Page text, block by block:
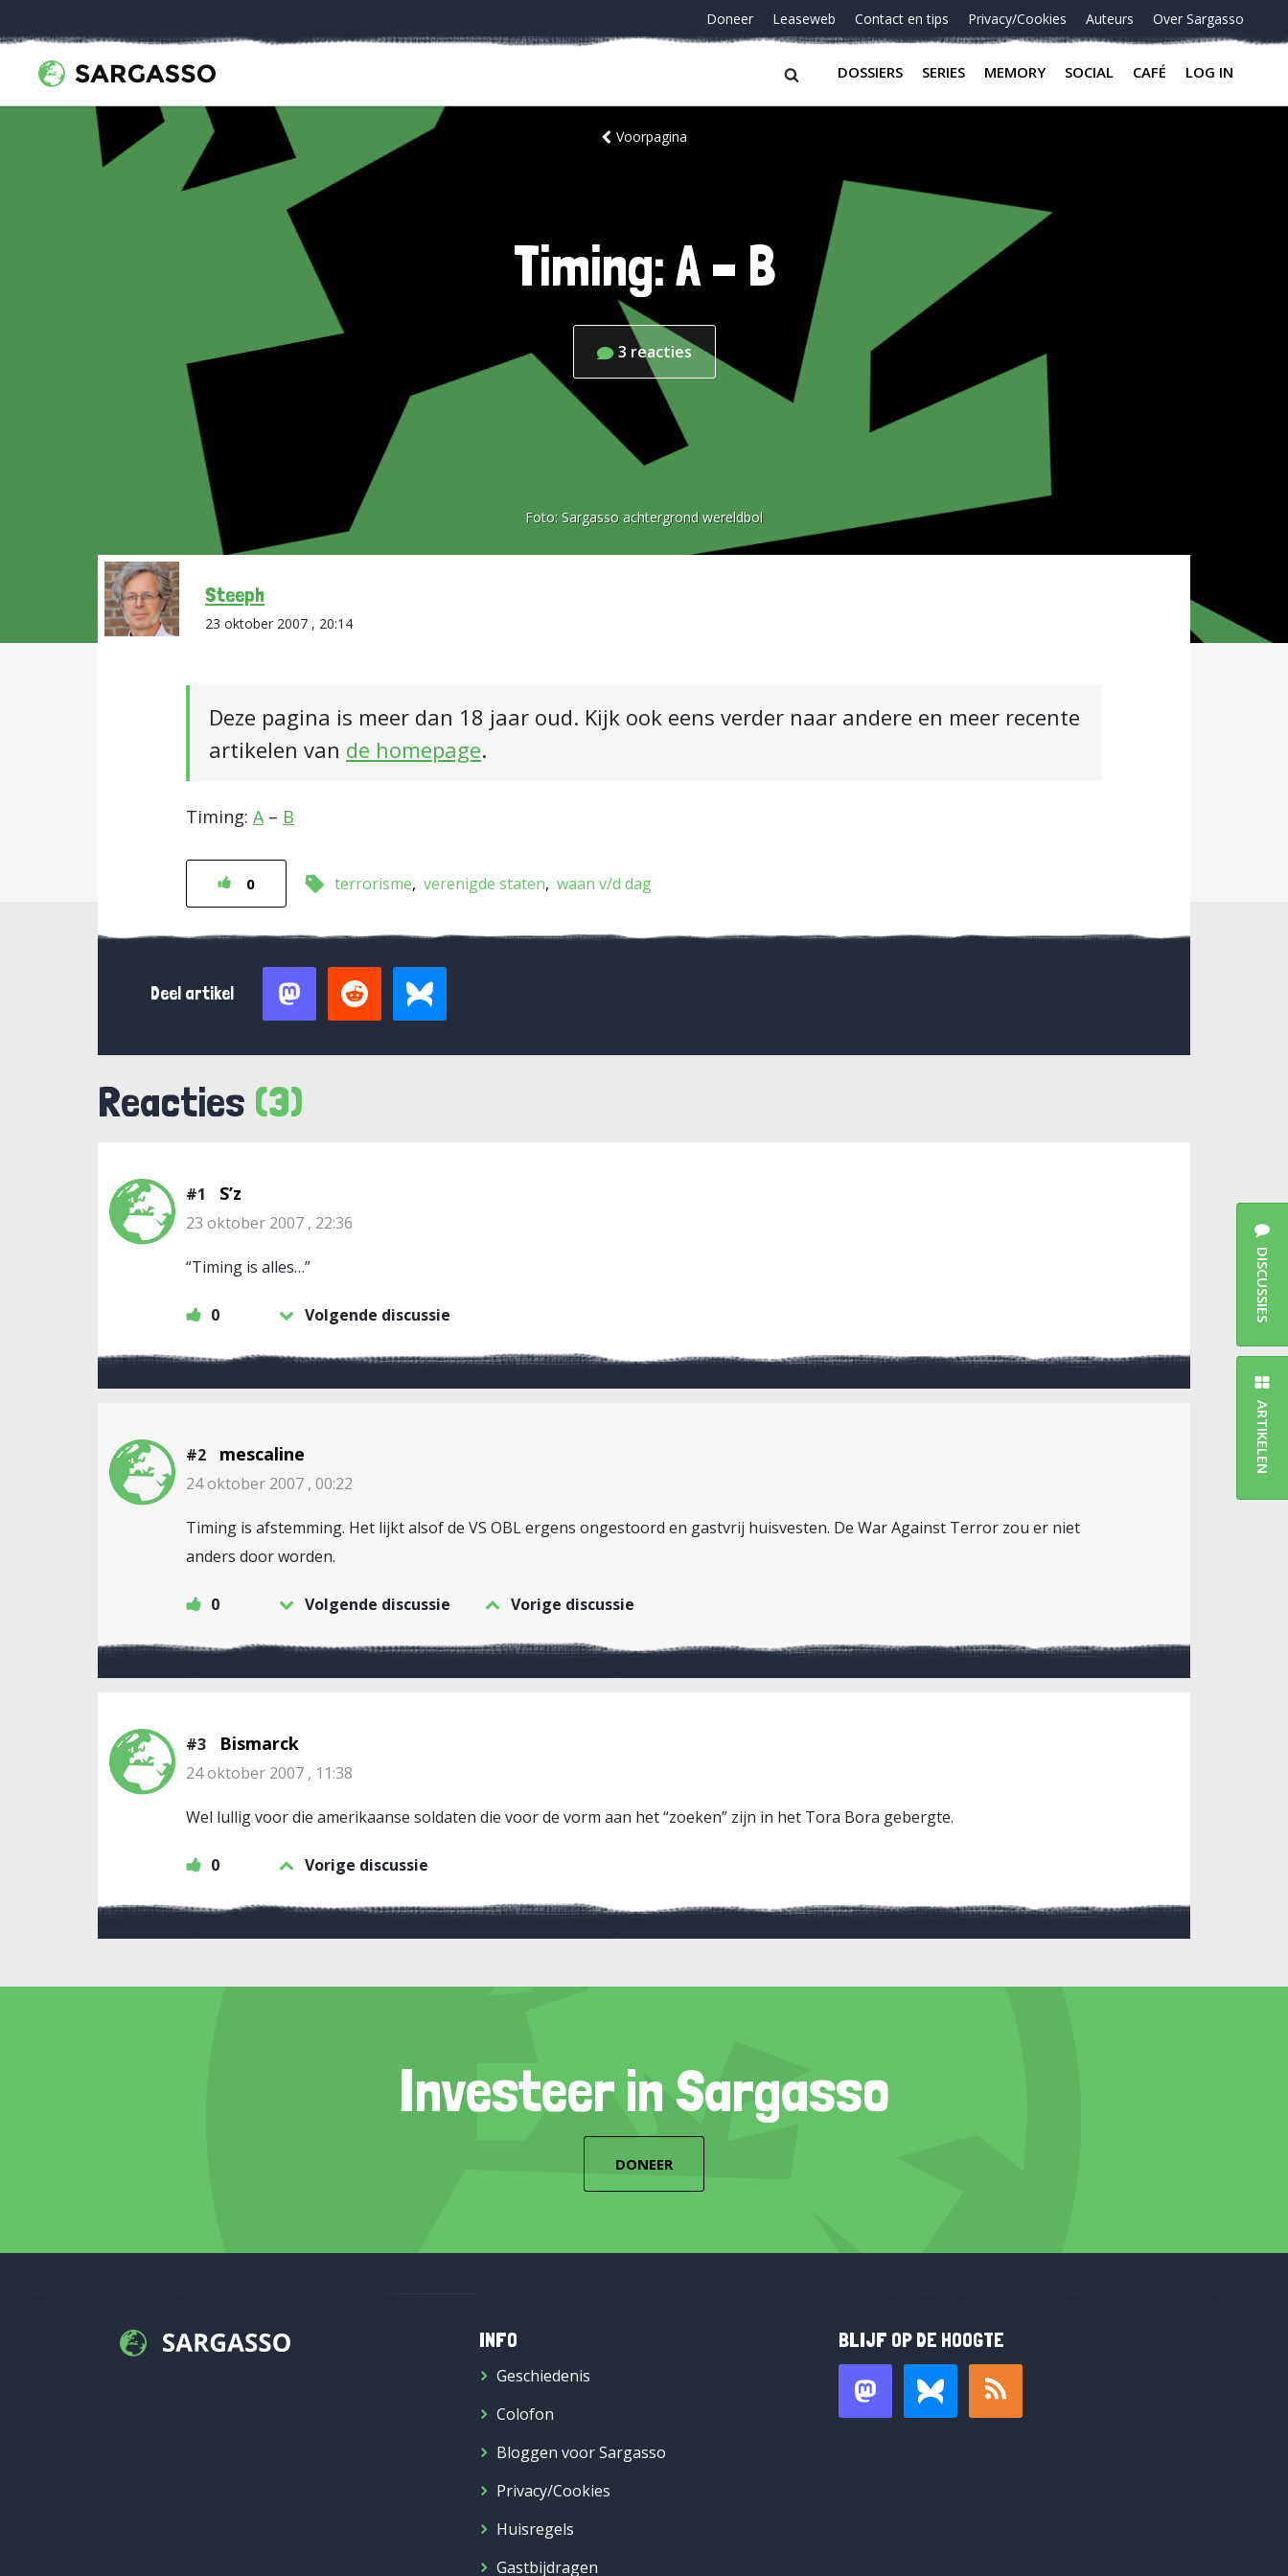
Doneer Leaseweb Contact en tips Privacy/Cookies Auteurs Over Sargasso
DOSSIERS SERIES MEMORY SOCIAL CAFÉ LOG IN
Voorpagina
Timing: A – B
3 reacties
Foto: Sargasso achtergrond wereldbol
Steeph
23 oktober 2007 , 20:14
Deze pagina is meer dan 18 jaar oud. Kijk ook eens verder naar andere en meer recente
artikelen van de homepage.
Timing: A– B
0 terrorisme verenigde staten waan v/d dag
Deel artikel
Reacties (3)
#1 S’z
23 oktober 2007 , 22:36
“Timing is alles…”
0 Volgende discussie
#2 mescaline
24 oktober 2007 , 00:22
Timing is afstemming. Het lijkt alsof de VS OBL ergens ongestoord en gastvrij huisvesten. De War Against Terror zou er niet
anders door worden.
0 Volgende discussie Vorige discussie
#3 Bismarck
24 oktober 2007 , 11:38
Wel lullig voor die amerikaanse soldaten die voor de vorm aan het “zoeken” zijn in het Tora Bora gebergte.
0 Vorige discussie
Investeer in Sargasso
DONEER
INFO
Geschiedenis
Colofon
Bloggen voor Sargasso
Privacy/Cookies
Huisregels
Gastbijdragen
BLIJF OP DE HOOGTE
DISCUSSIES
ARTIKELEN